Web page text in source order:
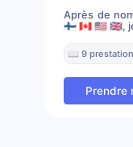
Après de
🇫🇮 🇨🇦 🇺🇸 🇬🇧,
📖 9
Prendre